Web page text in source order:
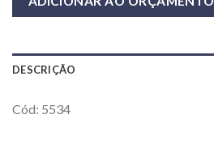
DESCRIÇÃO
Cód: 5534